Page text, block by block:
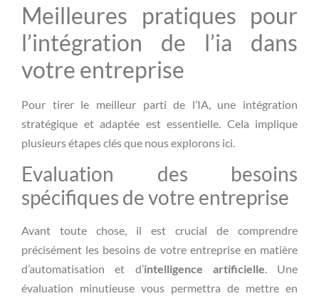
Meilleures pratiques pour
l’intégration de l’ia dans
votre entreprise
Pour tirer le meilleur parti de l’IA, une intégration
stratégique et adaptée est essentielle. Cela implique
plusieurs étapes clés que nous explorons ici.
Evaluation des besoins
spécifiques de votre entreprise
Avant toute chose, il est crucial de comprendre
précisément les besoins de votre entreprise en matière
d’automatisation et d’intelligence artificielle. Une
évaluation minutieuse vous permettra de mettre en